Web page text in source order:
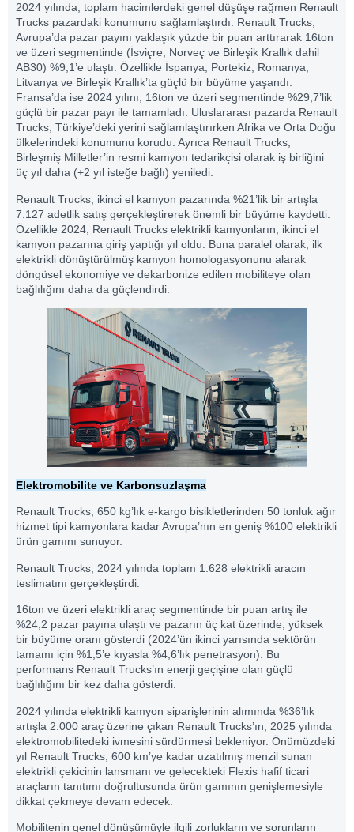
2024 yılında, toplam hacimlerdeki genel düşüşe rağmen Renault
Trucks pazardaki konumunu sağlamlaştırdı. Renault Trucks,
Avrupa’da pazar payını yaklaşık yüzde bir puan arttırarak 16ton
ve üzeri segmentinde (İsviçre, Norveç ve Birleşik Krallık dahil
AB30) %9,1’e ulaştı. Özellikle İspanya, Portekiz, Romanya,
Litvanya ve Birleşik Krallık’ta güçlü bir büyüme yaşandı.
Fransa’da ise 2024 yılını, 16ton ve üzeri segmentinde %29,7’lik
güçlü bir pazar payı ile tamamladı. Uluslararası pazarda Renault
Trucks, Türkiye’deki yerini sağlamlaştırırken Afrika ve Orta Doğu
ülkelerindeki konumunu korudu. Ayrıca Renault Trucks,
Birleşmiş Milletler’in resmi kamyon tedarikçisi olarak iş birliğini
üç yıl daha (+2 yıl isteğe bağlı) yeniledi.
Renault Trucks, ikinci el kamyon pazarında %21’lik bir artışla
7.127 adetlik satış gerçekleştirerek önemli bir büyüme kaydetti.
Özellikle 2024, Renault Trucks elektrikli kamyonların, ikinci el
kamyon pazarına giriş yaptığı yıl oldu. Buna paralel olarak, ilk
elektrikli dönüştürülmüş kamyon homologasyonunu alarak
döngüsel ekonomiye ve dekarbonize edilen mobiliteye olan
bağlılığını daha da güçlendirdi.
Elektromobilite ve Karbonsuzlaşma
Renault Trucks, 650 kg’lık e-kargo bisikletlerinden 50 tonluk ağır
hizmet tipi kamyonlara kadar Avrupa’nın en geniş %100 elektrikli
ürün gamını sunuyor.
Renault Trucks, 2024 yılında toplam 1.628 elektrikli aracın
teslimatını gerçekleştirdi.
16ton ve üzeri elektrikli araç segmentinde bir puan artış ile
%24,2 pazar payına ulaştı ve pazarın üç kat üzerinde, yüksek
bir büyüme oranı gösterdi (2024’ün ikinci yarısında sektörün
tamamı için %1,5’e kıyasla %4,6’lık penetrasyon). Bu
performans Renault Trucks’ın enerji geçişine olan güçlü
bağlılığını bir kez daha gösterdi.
2024 yılında elektrikli kamyon siparişlerinin alımında %36’lık
artışla 2.000 araç üzerine çıkan Renault Trucks’ın, 2025 yılında
elektromobilitedeki ivmesini sürdürmesi bekleniyor. Önümüzdeki
yıl Renault Trucks, 600 km’ye kadar uzatılmış menzil sunan
elektrikli çekicinin lansmanı ve gelecekteki Flexis hafif ticari
araçların tanıtımı doğrultusunda ürün gamının genişlemesiyle
dikkat çekmeye devam edecek.
Mobilitenin genel dönüşümüyle ilgili zorlukların ve sorunların